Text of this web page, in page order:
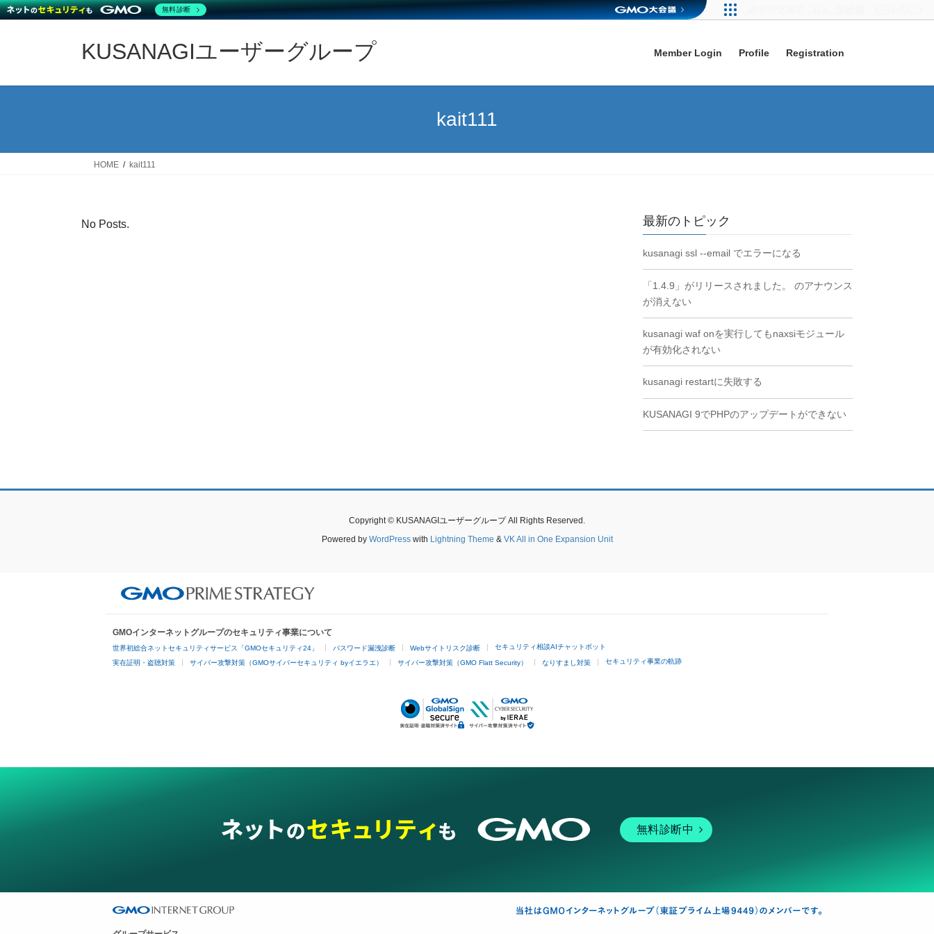
KUSANAGIユーザーグループ Member Login Profile Registration
kait111
HOME kait111
No Posts. 最新のトピック
kusanagi ssl --email でエラーになる
「1.4.9」がリリースされました。 のアナウンス
が消えない
kusanagi waf onを実行してもnaxsiモジュール
が有効化されない
kusanagi restartに失敗する
KUSANAGI 9でPHPのアップデートができない
Copyright © KUSANAGIユーザーグループ All Rights Reserved.
Powered by WordPresswith Lightning Theme & VK All in One Expansion Unit
GMOインターネットグループのセキュリティ事業について
世界初総合ネットセキュリティサービス「GMOセキュリティ24」 パスワード漏洩診断 Webサイトリスク診断 セキュリティ相談AIチャットボット
実在証明・盗聴対策 サイバー攻撃対策（GMOサイバーセキュリティ byイエラエ） サイバー攻撃対策（GMO Flatt Security） なりすまし対策 セキュリティ事業の軌跡
無料診断中
無料診断